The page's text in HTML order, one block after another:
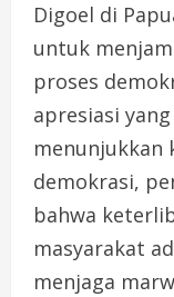
Digoel di
untuk
proses
apresiasi
menunjukkan
demokrasi,
bahwa
masyarakat
menjaga